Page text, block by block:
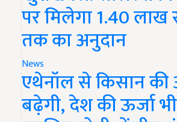
पर मिलेगा 1.40
तक का अनुदान
News
एथेनॉल से किसान
बढ़ेगी, देश की ऊर्जा भी